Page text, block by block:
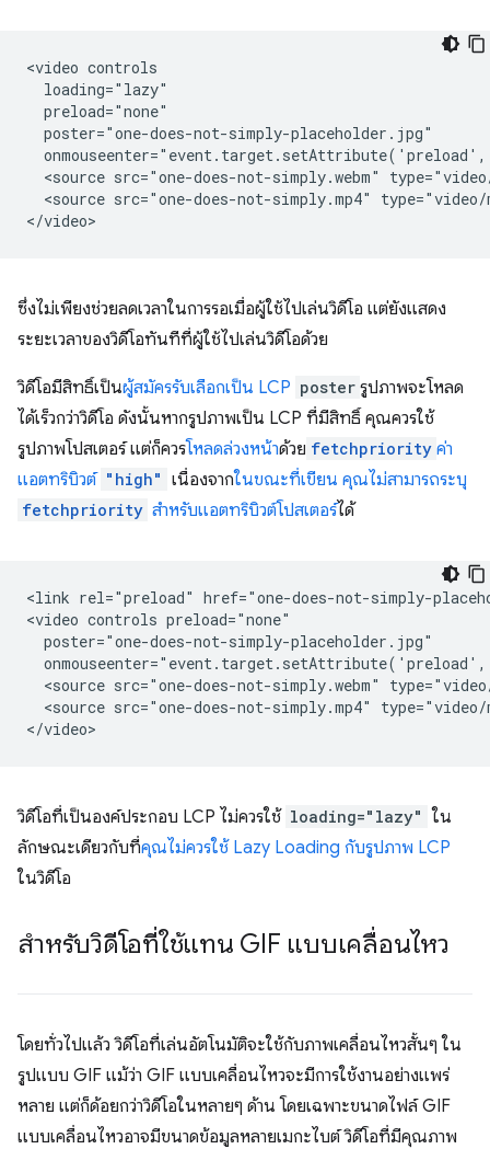
<video controls
  loading="lazy"
  preload="none"
  poster="one-does-not-simply-placeholder.jpg"
<source src="one-does-not-simply.webm"
<source src="one-does-not-simply.mp4"
ซึ่งไม่เพียงช่วยลดเวลาในการรอเมื่อผู้ใช้ไปเล่นวิดีโอ แต่ยังแสดง
ระยะเวลาของวิดีโอทันทีที่ผู้ใช้ไปเล่นวิดีโอด้วย
วิดีโอมีสิทธิ์เป็นผู้สมัครรับเลือกเป็น LCP poster รูปภาพจะโหลด
ได้เร็วกว่าวิดีโอ ดังนั้นหากรูปภาพเป็น LCP ที่มีสิทธิ์ คุณควรใช้
รูปภาพโปสเตอร์ แต่ก็ควรโหลดล่วงหน้าด้วย fetchpriority ค่า
แอตทริบิวต์ "high" เนื่องจากในขณะที่เขียน คุณไม่สามารถระบุ
fetchpriority สำหรับแอตทริบิวต์โปสเตอร์ได้
<link rel="preload" href="one-does-not-simply-
<video controls preload="none"
  poster="one-does-not-simply-placeholder.jpg"
<source src="one-does-not-simply.webm"
<source src="one-does-not-simply.mp4"
วิดีโอที่เป็นองค์ประกอบ LCP ไม่ควรใช้ loading="lazy" ใน
ลักษณะเดียวกับที่คุณไม่ควรใช้ Lazy Loading กับรูปภาพ LCP
ในวิดีโอ
สำหรับวิดีโอที่ใช้แทน GIF แบบเคลื่อนไหว
โดยทั่วไปแล้ว วิดีโอที่เล่นอัตโนมัติจะใช้กับภาพเคลื่อนไหวสั้นๆ ใน
รูปแบบ GIF แม้ว่า GIF แบบเคลื่อนไหวจะมีการใช้งานอย่างแพร่
หลาย แต่ก็ด้อยกว่าวิดีโอในหลายๆ ด้าน โดยเฉพาะขนาดไฟล์ GIF
แบบเคลื่อนไหวอาจมีขนาดข้อมูลหลายเมกะไบต์ วิดีโอที่มีคุณภาพ